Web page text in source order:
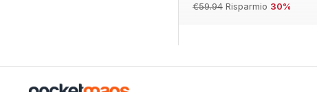
€59.94 Risparmio 30%